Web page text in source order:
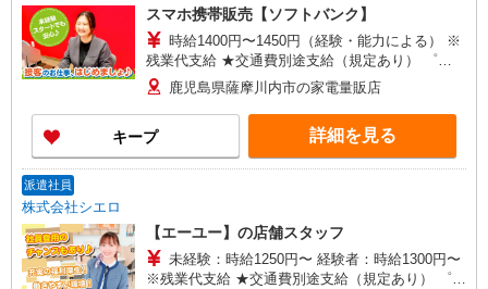
スマホ携帯販売【ソフトバンク】
時給1400円〜1450円（経験・能力による） ※
残業代支給 ★交通費別途支給（規定あり） ゜
+゜・。○。・゜+゜・。○。・゜+゜ 入社祝い金10
万円支給(規定有) お友達を紹介頂くと, インセンテ
ィブ支給(規定有) ★月2回払い・週払い可能（規程
有）★ ゜・。○。・゜+゜・。○。・゜+゜
鹿児島県薩摩川内市の家電量販店
キープ 詳細を見る
派遣社員
株式会社シエロ
【エーユー】の店舗スタッフ
未経験：時給1250円〜 経験者：時給1300円〜
※残業代支給 ★交通費別途支給（規定あり） ゜